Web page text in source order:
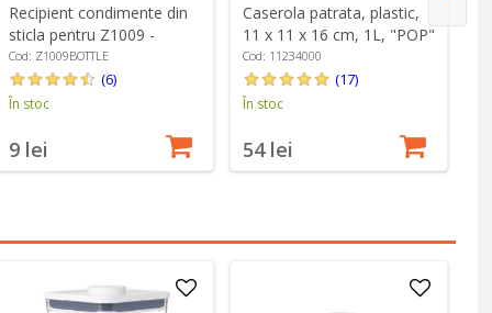
Recipient condimente din
sticla pentru Z1009 -
Zokura
Cod: Z1009BOTTLE
(6)
În stoc
9 lei
Caserola patrata, plastic,
11 x 11 x 16 cm, 1L, "POP"
- OXO
Cod: 11234000
(17)
În stoc
54 lei